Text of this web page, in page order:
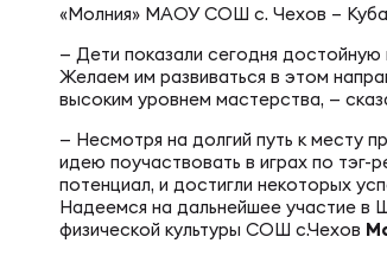
«Молния» МАОУ СОШ с. Чехов –
— Дети показали сегодня достойную
Желаем им развиваться в этом
высоким уровнем мастерства, —
— Несмотря на долгий путь к месту
идею поучаствовать в играх по тэг-
потенциал, и достигли некоторых
Надеемся на дальнейшее участие в
физической культуры СОШ с.Чехов